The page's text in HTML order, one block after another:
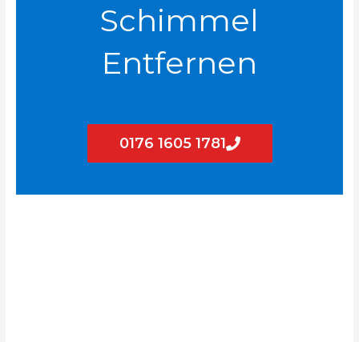
Schimmel
Entfernen
0176 1605 1781